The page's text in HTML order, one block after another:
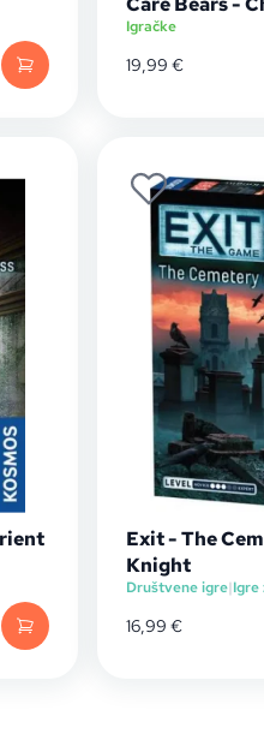
Igračke
19,99 €
Exit - The
Knight
Društvene igre|Igre
16,99 €